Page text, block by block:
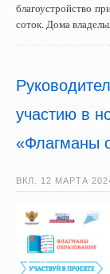
благоустройство
соток. Дома
участию в
«Флагманы
ВКЛ. 12 МАРТА